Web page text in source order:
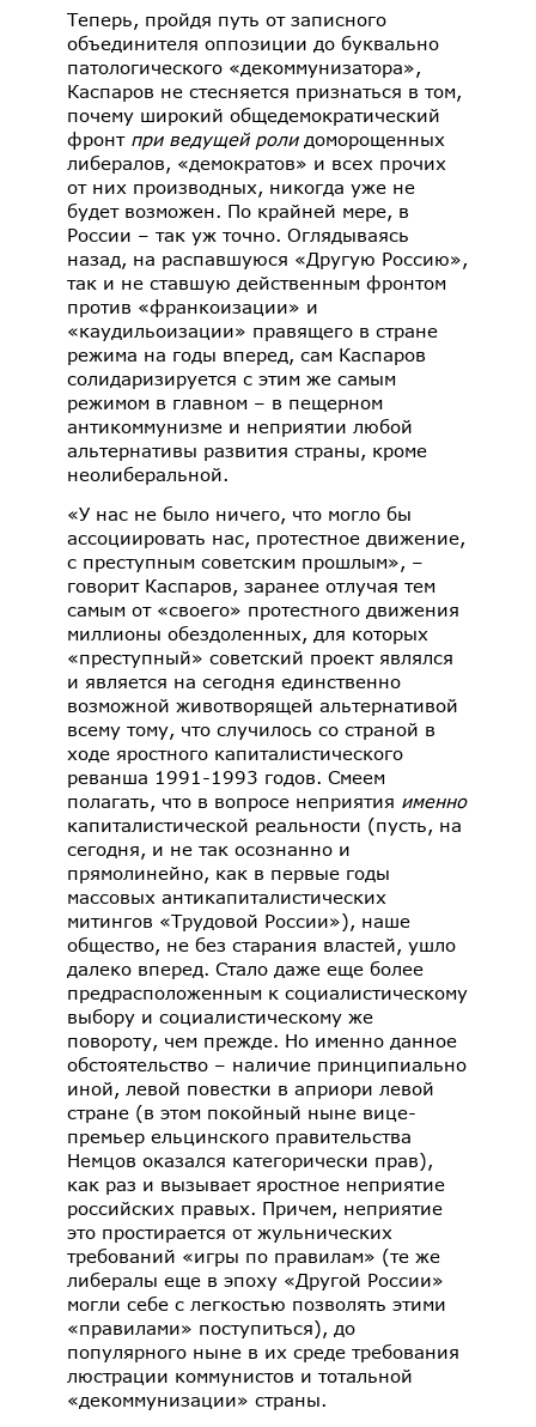
Теперь, пройдя путь от записного
объединителя оппозиции до буквально
патологического «декоммунизатора»,
Каспаров не стесняется признаться в том,
почему широкий общедемократический
фронт при ведущей ролидоморощенных
либералов, «демократов» и всех прочих
от них производных, никогда уже не
будет возможен. По крайней мере, в
России – так уж точно. Оглядываясь
назад, на распавшуюся «Другую Россию»,
так и не ставшую действенным фронтом
против «франкоизации» и
«каудильоизации» правящего в стране
режима на годы вперед, сам Каспаров
солидаризируется с этим же самым
режимом в главном – в пещерном
антикоммунизме и неприятии любой
альтернативы развития страны, кроме
неолиберальной.
«У нас не было ничего, что могло бы
ассоциировать нас, протестное движение,
с преступным советским прошлым», –
говорит Каспаров, заранее отлучая тем
самым от «своего» протестного движения
миллионы обездоленных, для которых
«преступный» советский проект являлся
и является на сегодня единственно
возможной животворящей альтернативой
всему тому, что случилось со страной в
ходе яростного капиталистического
реванша 1991-1993 годов. Смеем
полагать, что в вопросе неприятия именно
капиталистической реальности (пусть, на
сегодня, и не так осознанно и
прямолинейно, как в первые годы
массовых антикапиталистических
митингов «Трудовой России»), наше
общество, не без старания властей, ушло
далеко вперед. Стало даже еще более
предрасположенным к социалистическому
выбору и социалистическому же
повороту, чем прежде. Но именно данное
обстоятельство – наличие принципиально
иной, левой повестки в априори левой
стране (в этом покойный ныне вице-
премьер ельцинского правительства
Немцов оказался категорически прав),
как раз и вызывает яростное неприятие
российских правых. Причем, неприятие
это простирается от жульнических
требований «игры по правилам» (те же
либералы еще в эпоху «Другой России»
могли себе с легкостью позволять этими
«правилами» поступиться), до
популярного ныне в их среде требования
люстрации коммунистов и тотальной
«декоммунизации» страны.